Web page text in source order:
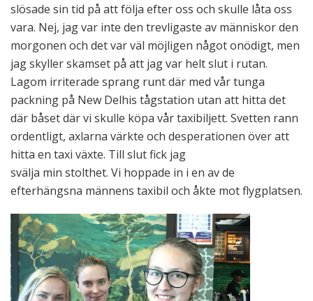
slösade sin tid på att följa efter oss och skulle låta oss
vara. Nej, jag var inte den trevligaste av människor den
morgonen och det var väl möjligen något onödigt, men
jag skyller skamset på att jag var helt slut i rutan.
Lagom irriterade sprang runt där med vår tunga
packning på New Delhis tågstation utan att hitta det
där båset där vi skulle köpa vår taxibiljett. Svetten rann
ordentligt, axlarna värkte och desperationen över att
hitta en taxi växte. Till slut fick jag
svälja min stolthet. Vi hoppade in i en av de
efterhängsna männens taxibil och åkte mot flygplatsen.